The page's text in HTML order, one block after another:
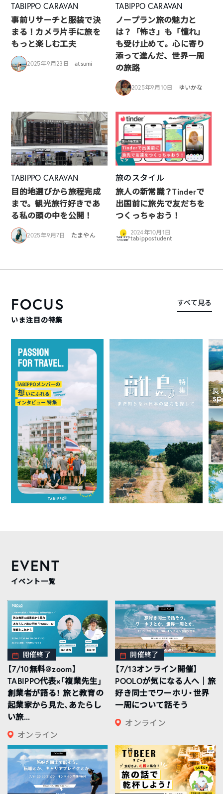
TABIPPO CARAVAN
事前リサーチと服装で決
まる！カメラ片手に旅を
もっと楽しむ工夫
2025年9月23日 atsumi
TABIPPO CARAVAN
ノープラン旅の魅力と
は？「怖さ」も「憧れ」
も受け止めて。心に寄り
添って進んだ、世界一周
の旅路
2025年9月10日 ゆいかな
TABIPPO CARAVAN
目的地選びから旅程完成
まで。観光旅行好きであ
る私の頭の中を公開！
2025年9月7日 たまやん
旅のスタイル
旅人の新常識？Tinderで
出国前に旅先で友だちを
つくっちゃおう！
2024年10月1日
tabippostudent
FOCUS
いま注目の特集
すべて見る
EVENT
イベント一覧
開催終了
【7/10無料@zoom】
TABIPPO代表×「複業先生」
創業者が語る！ 旅と教育の
起業家から見た、あたらし
い旅...
オンライン
開催終了
【7/13オンライン開催】
POOLOが気になる人へ｜旅
好き同士でワーホリ・世界
一周について話そう
オンライン